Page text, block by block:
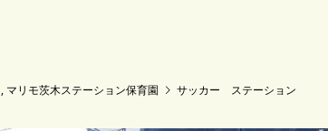
, マリモ茨木ステーション保育園 サッカー ステーション